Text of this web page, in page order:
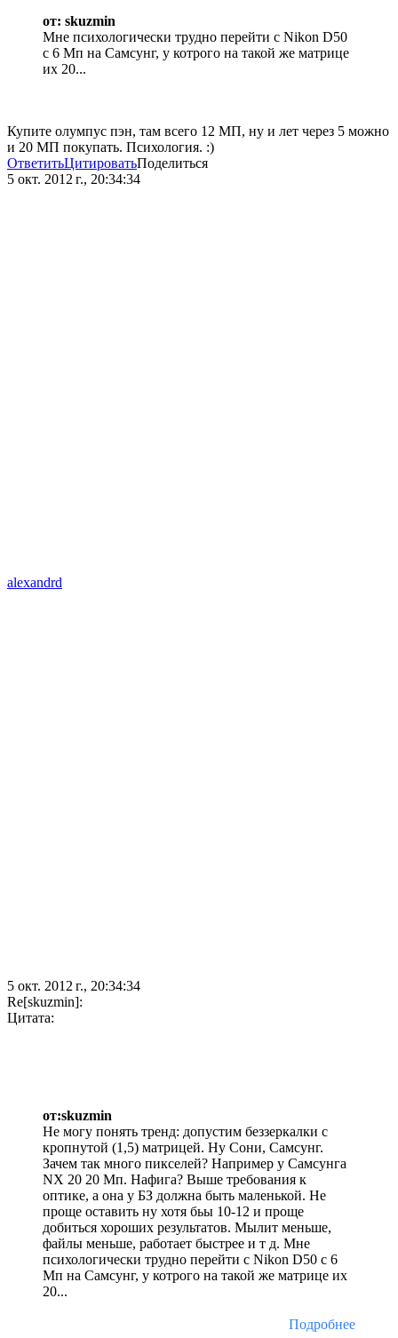
от: skuzmin
Мне психологически трудно перейти с Nikon D50
с 6 Мп на Самсунг, у котрого на такой же матрице
их 20...
Купите олумпус пэн, там всего 12 МП, ну и лет через 5 можно
и 20 МП покупать. Психология. :)
ОтветитьЦитироватьПоделиться
5 окт. 2012 г., 20:34:34
alexandrd
5 окт. 2012 г., 20:34:34
Re[skuzmin]:
Цитата:
от:skuzmin
Не могу понять тренд: допустим беззеркалки с
кропнутой (1,5) матрицей. Ну Сони, Самсунг.
Зачем так много пикселей? Например у Самсунга
NX 20 20 Мп. Нафига? Выше требования к
оптике, а она у БЗ должна быть маленькой. Не
проще оставить ну хотя бьы 10-12 и проще
добиться хороших результатов. Мылит меньше,
файлы меньше, работает быстрее и т д. Мне
психологически трудно перейти с Nikon D50 с 6
Мп на Самсунг, у котрого на такой же матрице их
20...
Подробнее